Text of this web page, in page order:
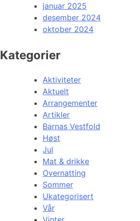
januar 2025
desember 2024
oktober 2024
Kategorier
Aktiviteter
Aktuelt
Arrangementer
Artikler
Barnas Vestfold
Høst
Jul
Mat & drikke
Overnatting
Sommer
Ukategorisert
Vår